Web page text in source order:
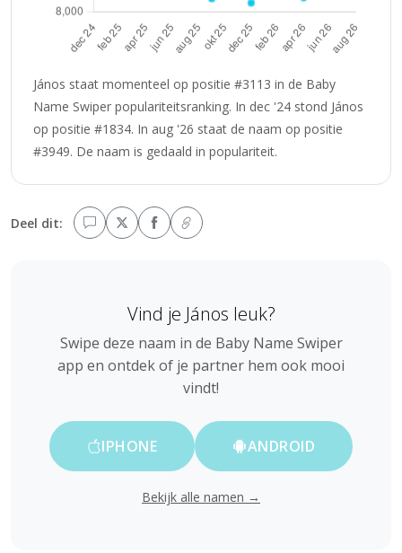
János staat momenteel op positie #3113 in de Baby
Name Swiper populariteitsranking. In dec '24 stond János
op positie #1834. In aug '26 staat de naam op positie
#3949. De naam is gedaald in populariteit.
Deel dit:
Vind je János leuk?
Swipe deze naam in de Baby Name Swiper
app en ontdek of je partner hem ook mooi
vindt!
IPHONE ANDROID
Bekijk alle namen →